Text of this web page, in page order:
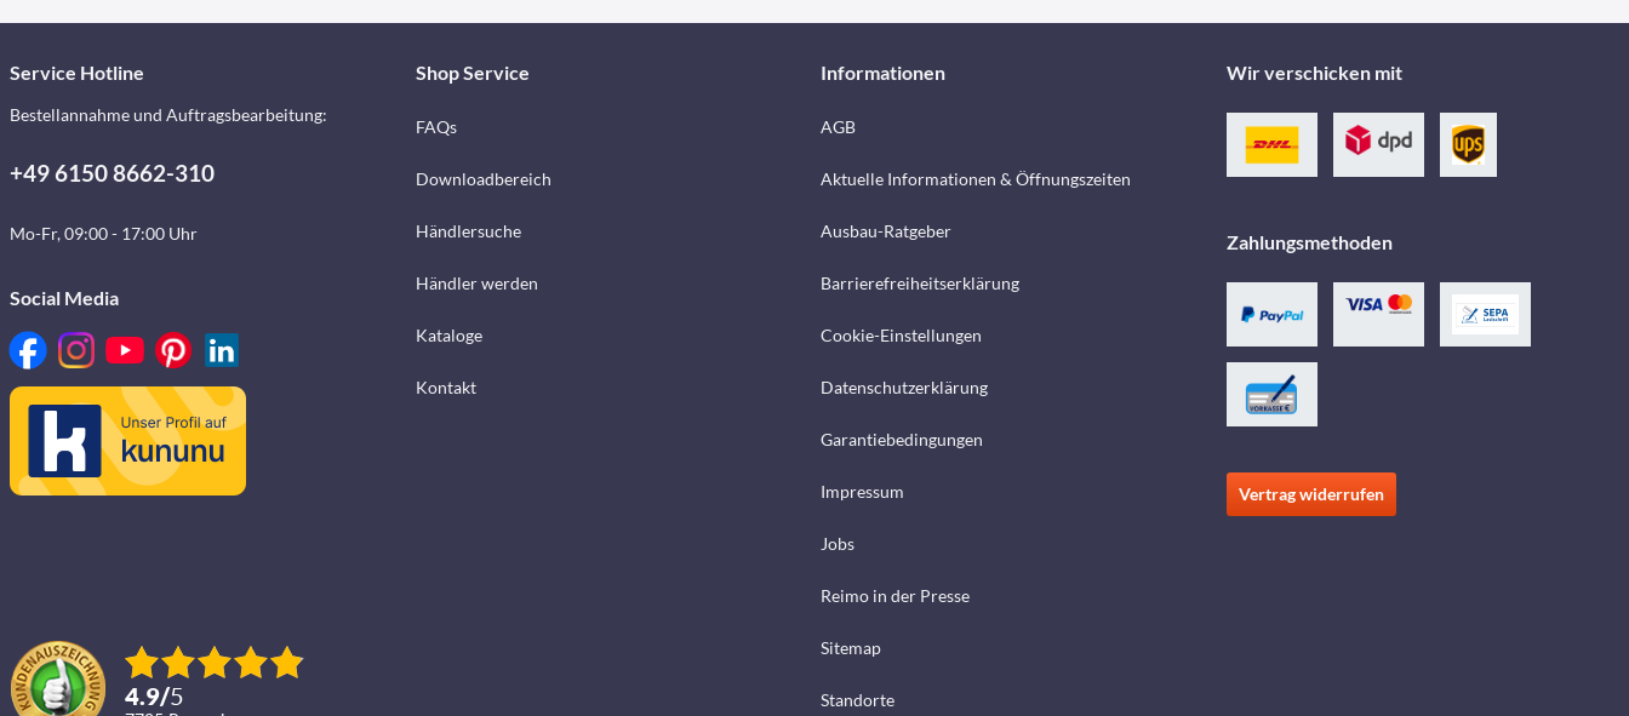
Service Hotline
Bestellannahme und Auftragsbearbeitung:
+49 6150 8662-310
Mo-Fr, 09:00 - 17:00 Uhr
Social Media
4.9/5
Shop Service
FAQs
Downloadbereich
Händlersuche
Händler werden
Kataloge
Kontakt
Informationen
AGB
Aktuelle Informationen & Öffnungszeiten
Ausbau-Ratgeber
Barrierefreiheitserklärung
Cookie-Einstellungen
Datenschutzerklärung
Garantiebedingungen
Impressum
Jobs
Reimo in der Presse
Sitemap
Standorte
Wir verschicken mit
Zahlungsmethoden
Vertrag widerrufen